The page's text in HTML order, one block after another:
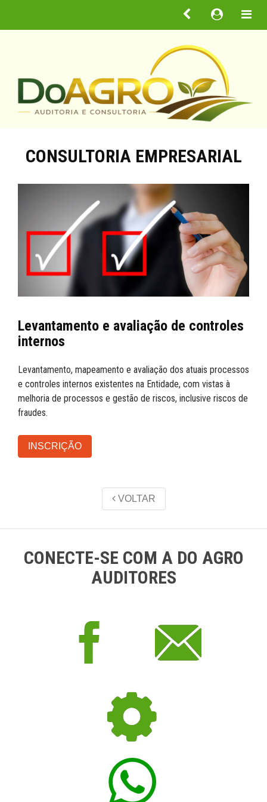
Agro
CONSULTORIA EMPRESARIAL
Levantamento e avaliação de controles
internos
Levantamento, mapeamento e avaliação dos atuais processos
e controles internos existentes na Entidade, com vistas à
melhoria de processos e gestão de riscos, inclusive riscos de
fraudes.
INSCRIÇÃO
VOLTAR
CONECTE-SE COM A DO AGRO
AUDITORES